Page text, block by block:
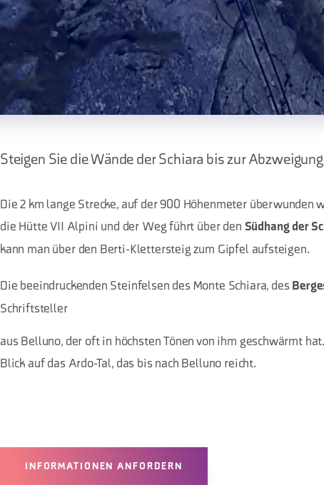
Steigen Sie die Wände der Schiara bis zur
Die 2 km lange Strecke, auf der 900 Höhenmeter überwunden
die Hütte VII Alpini und der Weg führt über den Südhang der
kann man über den Berti-Klettersteig zum Gipfel aufsteigen.
Die beeindruckenden Steinfelsen des Monte Schiara, des
Schriftsteller
aus Belluno, der oft in höchsten Tönen von ihm geschwärmt
Blick auf das Ardo-Tal, das bis nach Belluno reicht.
INFORMATIONEN ANFORDERN